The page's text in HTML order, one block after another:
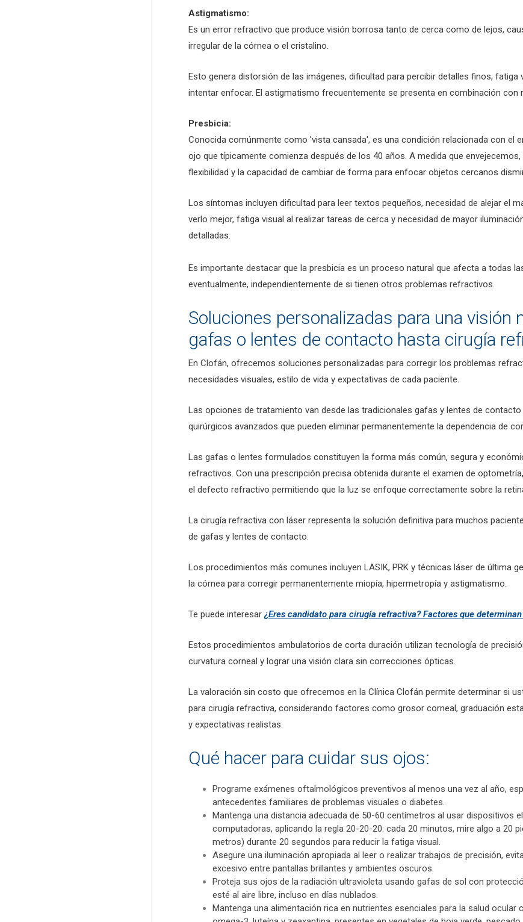
Astigmatismo:
Es un error refractivo que produce visión borrosa tanto de cerca como de lejos,
irregular de la córnea o el cristalino.
Esto genera distorsión de las imágenes, dificultad para percibir detalles finos, fatiga
intentar enfocar. El astigmatismo frecuentemente se presenta en combinación con
Presbicia:
Conocida comúnmente como 'vista cansada', es una condición relacionada con el
ojo que típicamente comienza después de los 40 años. A medida que
flexibilidad y la capacidad de cambiar de forma para enfocar objetos cercanos
Los síntomas incluyen dificultad para leer textos pequeños, necesidad de alejar el
verlo mejor, fatiga visual al realizar tareas de cerca y necesidad de mayor
detalladas.
Es importante destacar que la presbicia es un proceso natural que afecta a todas
eventualmente, independientemente de si tienen otros problemas refractivos.
Soluciones personalizadas para una visión
gafas o lentes de contacto hasta cirugía
En Clofán, ofrecemos soluciones personalizadas para corregir los problemas
necesidades visuales, estilo de vida y expectativas de cada paciente.
Las opciones de tratamiento van desde las tradicionales gafas y lentes de
quirúrgicos avanzados que pueden eliminar permanentemente la dependencia de
Las gafas o lentes formulados constituyen la forma más común, segura y
refractivos. Con una prescripción precisa obtenida durante el examen de
el defecto refractivo permitiendo que la luz se enfoque correctamente sobre la
La cirugía refractiva con láser representa la solución definitiva para muchos
de gafas y lentes de contacto.
Los procedimientos más comunes incluyen LASIK, PRK y técnicas láser de última
la córnea para corregir permanentemente miopía, hipermetropía y astigmatismo.
Te puede interesar¿Eres candidato para cirugía refractiva? Factores que
Estos procedimientos ambulatorios de corta duración utilizan tecnología de
curvatura corneal y lograr una visión clara sin correcciones ópticas.
La valoración sin costo que ofrecemos en la Clínica Clofán permite determinar si
para cirugía refractiva, considerando factores como grosor corneal, graduación
y expectativas realistas.
Qué hacer para cuidar sus ojos:
Programe exámenes oftalmológicos preventivos al menos una vez al año,
antecedentes familiares de problemas visuales o diabetes.
Mantenga una distancia adecuada de 50-60 centímetros al usar dispositivos
computadoras, aplicando la regla 20-20-20: cada 20 minutos, mire algo a 20
metros) durante 20 segundos para reducir la fatiga visual.
Asegure una iluminación apropiada al leer o realizar trabajos de precisión,
excesivo entre pantallas brillantes y ambientes oscuros.
Proteja sus ojos de la radiación ultravioleta usando gafas de sol con
esté al aire libre, incluso en días nublados.
Mantenga una alimentación rica en nutrientes esenciales para la salud ocular